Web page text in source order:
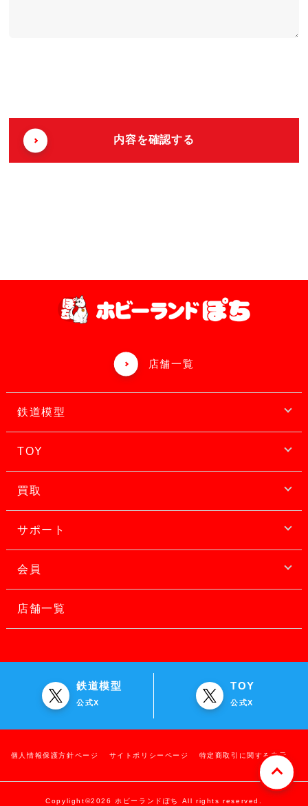
店舗一覧
鉄道模型
TOY
買取
サポート
会員
店舗一覧
鉄道模型
公式X
TOY
公式X
個人情報保護方針ページ サイトポリシーページ 特定商取引に関する表示
Copylight©2026 ホビーランドぽち All rights reserved.